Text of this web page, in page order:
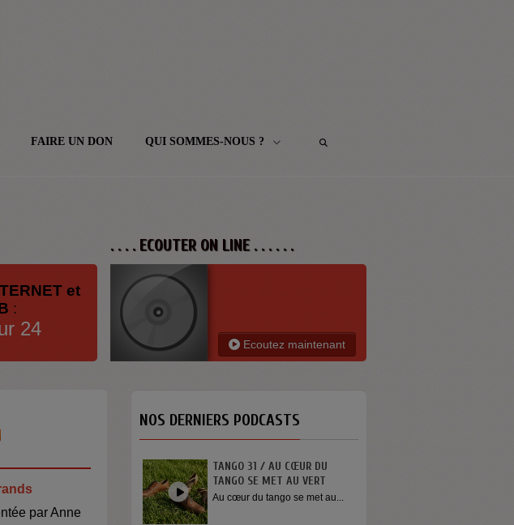
FAIRE UN DON QUI SOMMES-NOUS ?
et
:
24
. . . . ECOUTER ON LINE . . . . . .
Ecoutez maintenant
par Anne
NOS DERNIERS PODCASTS
TANGO 31 / AU CŒUR DU
TANGO SE MET AU VERT
Au cœur du tango se met au...